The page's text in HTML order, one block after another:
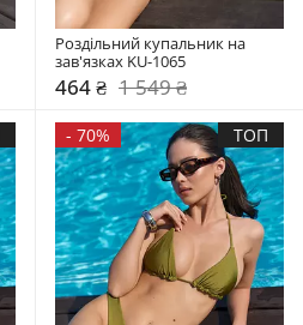
Роздільний купальник на
зав'язках KU-1065
464 ₴ 1 549 ₴
- 70% ТОП